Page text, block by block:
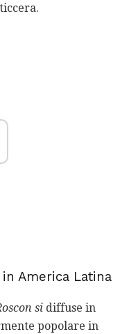
America Latina
si diffuse in
popolare in